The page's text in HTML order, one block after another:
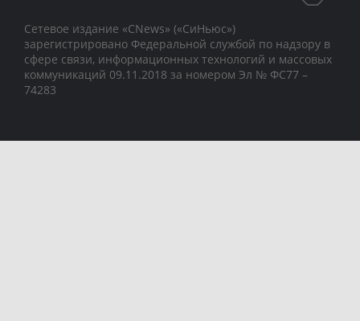
Сетевое издание «CNews» («СиНьюс»)
зарегистрировано Федеральной службой по надзору в
сфере связи, информационных технологий и массовых
коммуникаций 09.11.2018 за номером Эл № ФС77 –
74283